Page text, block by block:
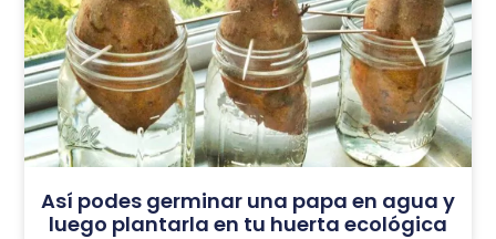
Así podes germinar una papa en agua y
luego plantarla en tu huerta ecológica